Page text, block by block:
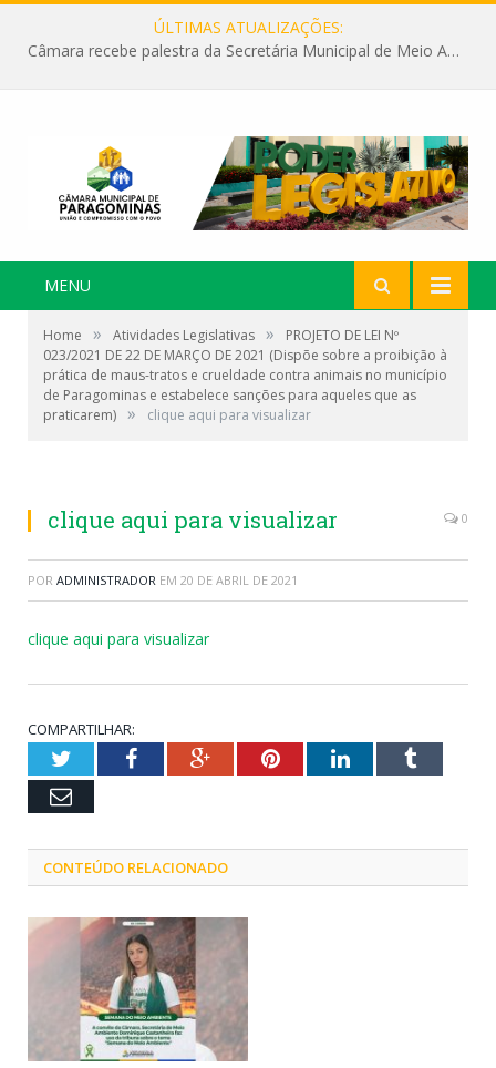
ÚLTIMAS ATUALIZAÇÕES:
Câmara recebe palestra da Secretária Municipal de Meio Ambiente sobre as ações da “SEMANA DO MEIO AMBIENTE”
MENU
Home » Atividades Legislativas »
PROJETO DE LEI Nº
023/2021 DE 22 DE MARÇO DE 2021 (Dispõe sobre a proibição à
prática de maus-tratos e crueldade contra animais no município
de Paragominas e estabelece sanções para aqueles que as
praticarem) » clique aqui para visualizar
clique aqui para visualizar 0
POR ADMINISTRADOR EM 20 DE ABRIL DE 2021
clique aqui para visualizar
COMPARTILHAR:
TwitterFacebookGoogle+PinterestLinkedInTumblr
Email
CONTEÚDO RELACIONADO